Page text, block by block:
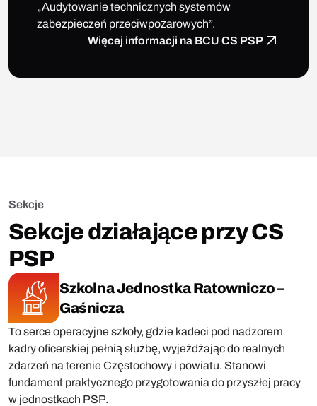
„Audytowanie technicznych systemów
zabezpieczeń przeciwpożarowych”.
Więcej informacji na BCU CS PSP
Sekcje
Sekcje działające przy CS
PSP
Szkolna Jednostka Ratowniczo –
Gaśnicza
To serce operacyjne szkoły, gdzie kadeci pod nadzorem
kadry oficerskiej pełnią służbę, wyjeżdżając do realnych
zdarzeń na terenie Częstochowy i powiatu. Stanowi
fundament praktycznego przygotowania do przyszłej pracy
w jednostkach PSP.